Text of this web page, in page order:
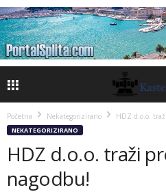
Početna Nekategorizirano HDZ d.o.o.
NEKATEGORIZIRANO
HDZ d.o.o. traži
nagodbu!